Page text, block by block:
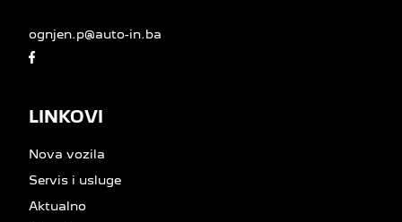
ognjen.p@auto-in.ba
LINKOVI
Nova vozila
Servis i usluge
Aktualno